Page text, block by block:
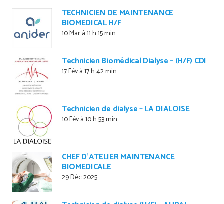
TECHNICIEN DE MAINTENANCE
BIOMEDICAL H/F
10 Mar à 11 h 15 min
Technicien Biomédical Dialyse – (H/F) CDI
17 Fév à 17 h 42 min
Technicien de dialyse – LA DIALOISE
10 Fév à 10 h 53 min
CHEF D’ATELIER MAINTENANCE
BIOMEDICALE
29 Déc 2025